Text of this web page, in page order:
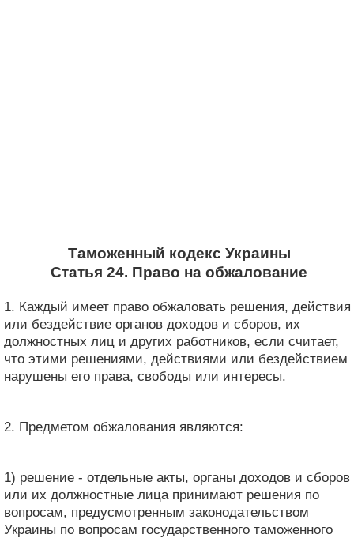
Таможенный кодекс Украины
Статья 24. Право на обжалование
1. Каждый имеет право обжаловать решения, действия
или бездействие органов доходов и сборов, их
должностных лиц и других работников, если считает,
что этими решениями, действиями или бездействием
нарушены его права, свободы или интересы.
2. Предметом обжалования являются:
1) решение - отдельные акты, органы доходов и сборов
или их должностные лица принимают решения по
вопросам, предусмотренным законодательством
Украины по вопросам государственного таможенного